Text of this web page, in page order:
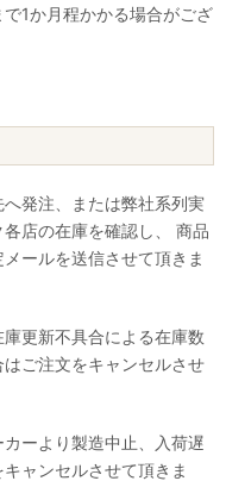
1か月程かかる場合がござ
発注、または弊社系列実
店の在庫を確認し、 商品
ールを送信させて頂きま
更新不具合による在庫数
ご注文をキャンセルさせ
ーより製造中止、入荷遅
ャンセルさせて頂きま